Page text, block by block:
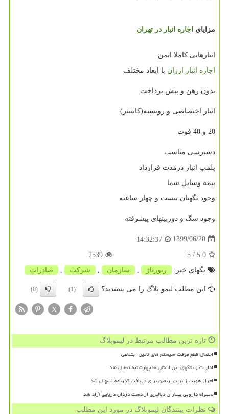
مزایای اجاره انبار در تهران
انبارهایی کاملا ایمن
اجاره انبار ارزان با ابعاد مختلف
بدون رهن و پیش پرداخت
انبار اختصاصی و روبسته(کانتینر)
20 و 40 فوت
دسترسی مناسب
پلمپ انبار درمدت قرارداد
بیمه وسایل شما
وجود نگهبان بیست و چهار ساعته
وجود سگ و دوربینهای پیشرفته
1399/06/20
14:32:37
5.0
/ 5
2539
تگهای خبر:
رپورتاژ سازمان شركت صادرات
این مطلب لیمو بلاگ را می پسندید؟ (1)
(0)
X
تازه ترین مطالب مرتبط در لیموبلاگ
احتمال قطع موقت سیستم های تامین اجتماعی
ادارات و بانکهای این استان ها چهارشنبه تعطیل شد
احراز هویت زائرین اربعین برای دریافت گذرنامه تسهیل شد
محموله دارویی بیماران دیالیزی از دست دزدان دریایی آزاد شد
نظرات بینندگان لیموبلاگ در مورد این مطلب